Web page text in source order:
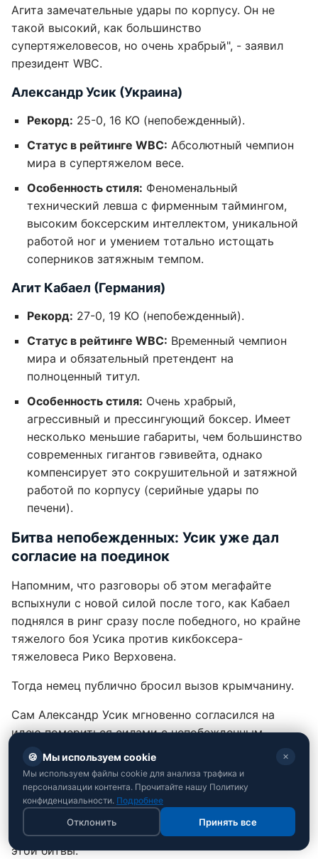
Агита замечательные удары по корпусу. Он не
такой высокий, как большинство
супертяжеловесов, но очень храбрый", - заявил
президент WBC.
Александр Усик (Украина)
Рекорд: 25-0, 16 КО (непобежденный).
Статус в рейтинге WBC: Абсолютный чемпион
мира в супертяжелом весе.
Особенность стиля: Феноменальный
технический левша с фирменным таймингом,
высоким боксерским интеллектом, уникальной
работой ног и умением тотально истощать
соперников затяжным темпом.
Агит Кабаел (Германия)
Рекорд: 27-0, 19 КО (непобежденный).
Статус в рейтинге WBC: Временный чемпион
мира и обязательный претендент на
полноценный титул.
Особенность стиля: Очень храбрый,
агрессивный и прессингующий боксер. Имеет
несколько меньшие габариты, чем большинство
современных гигантов гэвивейта, однако
компенсирует это сокрушительной и затяжной
работой по корпусу (серийные удары по
печени).
Битва непобежденных: Усик уже дал
согласие на поединок
Напомним, что разговоры об этом мегафайте
вспыхнули с новой силой после того, как Кабаел
поднялся в ринг сразу после победного, но крайне
тяжелого боя Усика против кикбоксера-
тяжеловеса Рико Верховена.
Тогда немец публично бросил вызов крымчанину.
Сам Александр Усик мгновенно согласился на
идею помериться силами с непобежденным
немецким тяжеловесом.
Украинский чемпион уже обратился к главному
инвестору бокса в Эр-Рияде, главе Генерального
управления развлечений Саудовской Аравии Турки
Аль-аш Шейху, с просьбой заняться организацией
этой битвы.
🍪 Мы используем cookie ✕
Мы используем файлы cookie для анализа трафика и
персонализации контента. Прочитайте нашу Политику
конфиденциальности. Подробнее
Отклонить Принять все